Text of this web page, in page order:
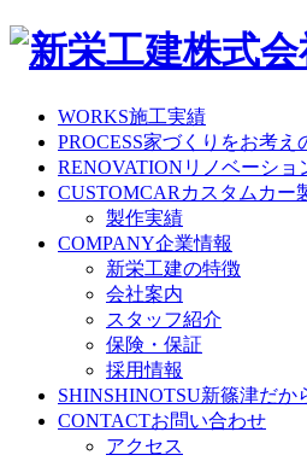
WORKS施工実績
PROCESS家づくりをお考え
RENOVATION リノベーショ
CUSTOMCAR カスタムカー
製作実績
COMPANY企業情報
新栄工建の特徴
会社案内
スタッフ紹介
保険・保証
採用情報
SHINSHINOTSU新篠津だか
CONTACTお問い合わせ
アクセス